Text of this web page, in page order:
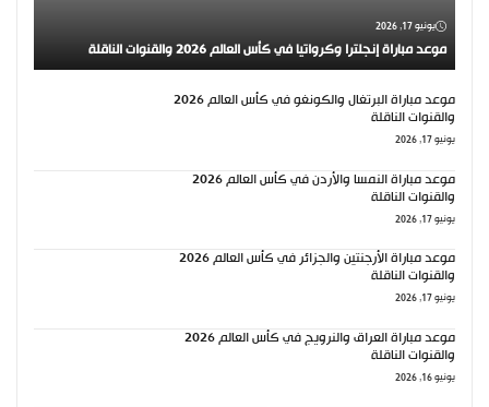
يونيو 17, 2026
موعد مباراة إنجلترا وكرواتيا في كأس العالم 2026 والقنوات الناقلة
موعد مباراة البرتغال والكونغو في كأس العالم 2026
والقنوات الناقلة
يونيو 17, 2026
موعد مباراة النمسا والأردن في كأس العالم 2026
والقنوات الناقلة
يونيو 17, 2026
موعد مباراة الأرجنتين والجزائر في كأس العالم 2026
والقنوات الناقلة
يونيو 17, 2026
موعد مباراة العراق والنرويج في كأس العالم 2026
والقنوات الناقلة
يونيو 16, 2026